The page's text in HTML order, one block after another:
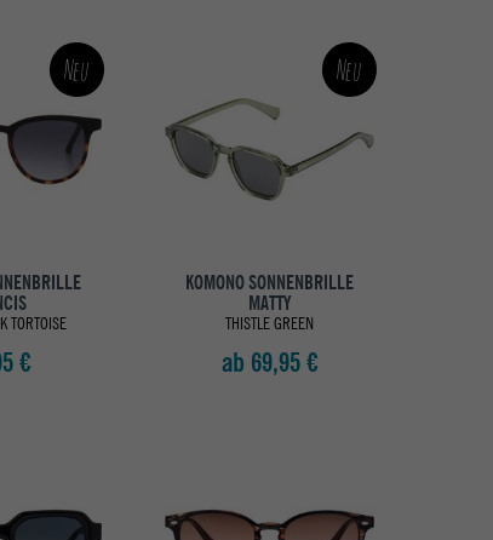
Neu
TORTOISE
€
Neu
KOMONO SONNENBRILLE
MATTY
THISTLE GREEN
ab 69,95 €